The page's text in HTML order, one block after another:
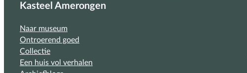
Kasteel Amerongen
Naar museum
Ontroerend goed
Collectie
Een huis vol verhalen